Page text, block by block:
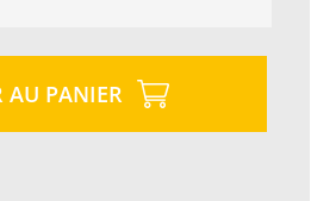
AU PANIER